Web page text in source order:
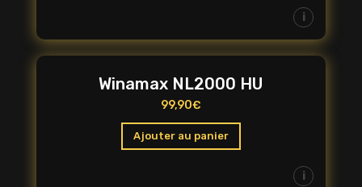
i
Winamax NL2000 HU
99,90€
Ajouter au panier
i